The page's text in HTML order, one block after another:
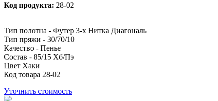
Код продукта: 28-02
Тип полотна - Футер 3-х Нитка Диагональ
Тип пряжи - 30/70/10
Качество - Пенье
Состав - 85/15 Хб/Пэ
Цвет Хаки
Код товара 28-02
Уточнить стоимость